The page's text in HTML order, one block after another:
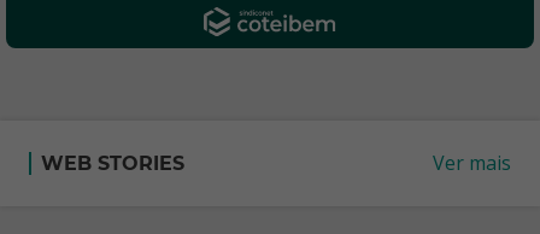
WEB STORIES Ver mais